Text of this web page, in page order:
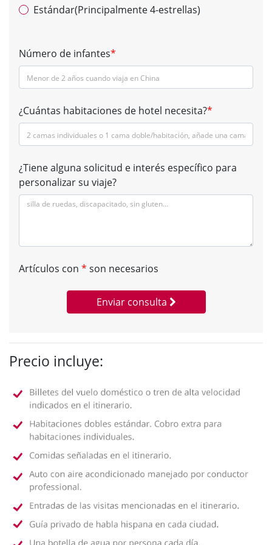
Estándar(Principalmente 4-estrellas)
Número de infantes*
¿Cuántas habitaciones de hotel necesita?*
¿Tiene alguna solicitud e interés específico para
personalizar su viaje?
Artículos con * son necesarios
Enviar consulta
Precio incluye: